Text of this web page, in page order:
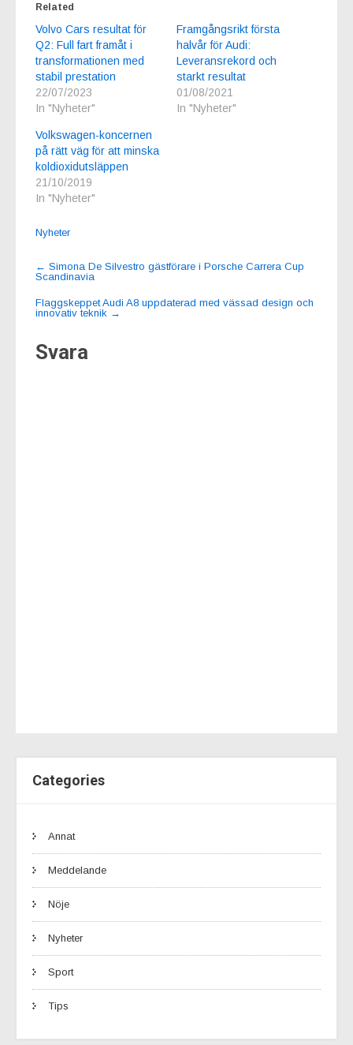
Related
Volvo Cars resultat för
Q2: Full fart framåt i
transformationen med
stabil prestation
22/07/2023
In "Nyheter"
Framgångsrikt första
halvår för Audi:
Leveransrekord och
starkt resultat
01/08/2021
In "Nyheter"
Volkswagen-koncernen
på rätt väg för att minska
koldioxidutsläppen
21/10/2019
In "Nyheter"
Nyheter
Post
navigation
← Simona De Silvestro gästförare i Porsche Carrera Cup
Scandinavia
Flaggskeppet Audi A8 uppdaterad med vässad design och
innovativ teknik →
Svara
Categories
Annat
Meddelande
Nöje
Nyheter
Sport
Tips